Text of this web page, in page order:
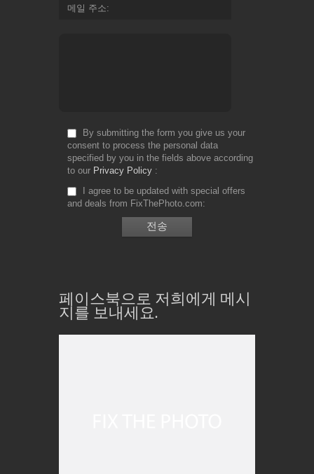
메일 주소
By submitting the form you give us your
consent to process the personal data
specified by you in the fields above according
to our Privacy Policy
I agree to be updated with special offers
and deals from FixThePhoto.com
페이스북으로 저희에게 메시
지를 보내세요.